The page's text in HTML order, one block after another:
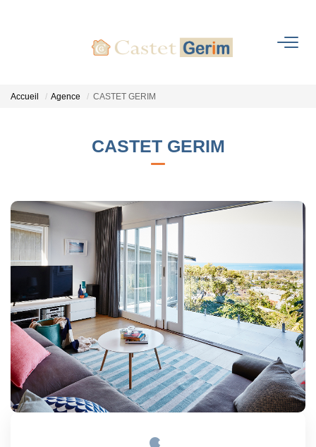
FAIRE GÉRER
ESTIMER
NOTRE AGENCE
Qui Sommes-Nous
Notre Histoire
Notre Équipe
Nos Actualités
CONTACT
Accueil Agence CASTET GERIM
CASTET GERIM